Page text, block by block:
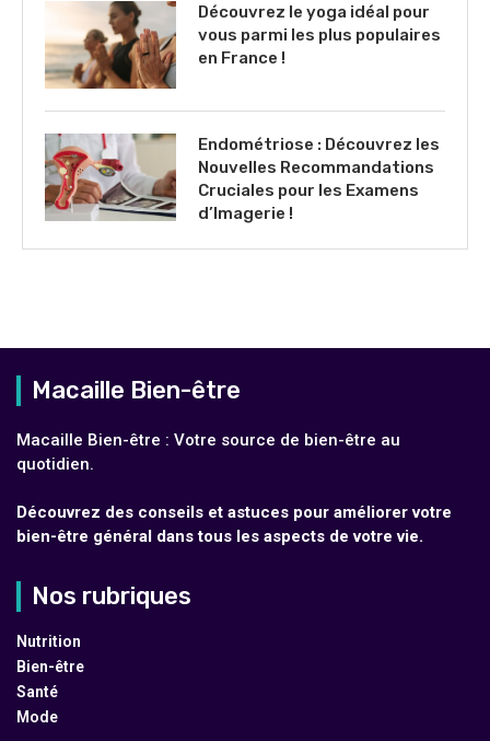
Découvrez le yoga idéal pour
vous parmi les plus populaires
en France !
Endométriose : Découvrez les
Nouvelles Recommandations
Cruciales pour les Examens
d’Imagerie !
Macaille Bien-être
Macaille Bien-être : Votre source de bien-être au
quotidien.
Découvrez des conseils et astuces pour améliorer votre
bien-être général dans tous les aspects de votre vie.
Nos rubriques
Nutrition
Bien-être
Santé
Mode